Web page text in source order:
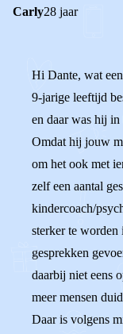
Carly28 jaar
Hi Dante, wat
9-jarige leeftijd
en daar was hij in
Omdat hij jouw
om het ook met
zelf een aantal
kindercoach/
sterker te
gesprekken
daarbij niet eens
meer mensen
Daar is volgens